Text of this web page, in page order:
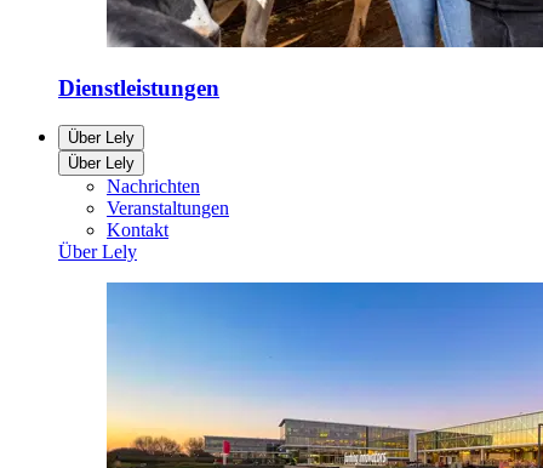
Dienstleistungen
Über Lely
Über Lely
Nachrichten
Veranstaltungen
Kontakt
Über Lely